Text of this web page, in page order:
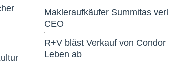
Makleraufkäufer Summitas
CEO
R+V bläst Verkauf von Condor
Leben ab